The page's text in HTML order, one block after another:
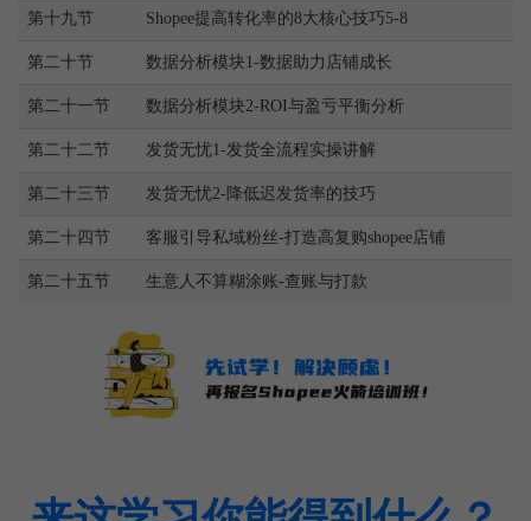
第十九节 Shopee提高转化率的8大核心技巧5-8
第二十节 数据分析模块1-数据助力店铺成长
第二十一节 数据分析模块2-ROI与盈亏平衡分析
第二十二节 发货无忧1-发货全流程实操讲解
第二十三节 发货无忧2-降低迟发货率的技巧
第二十四节 客服引导私域粉丝-打造高复购shopee店铺
第二十五节 生意人不算糊涂账-查账与打款